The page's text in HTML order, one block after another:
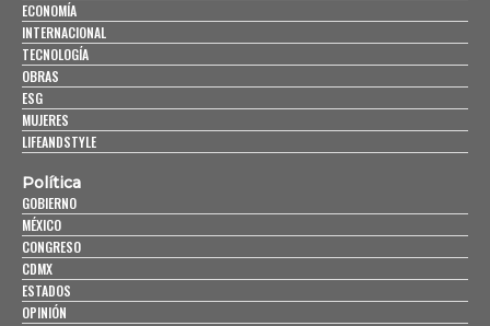
ECONOMÍA
INTERNACIONAL
TECNOLOGÍA
OBRAS
ESG
MUJERES
LIFEANDSTYLE
Política
GOBIERNO
MÉXICO
CONGRESO
CDMX
ESTADOS
OPINIÓN